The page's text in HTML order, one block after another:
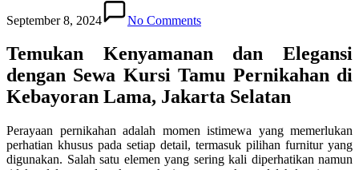
September 8, 2024 No Comments
Temukan Kenyamanan dan Elegansi
dengan Sewa Kursi Tamu Pernikahan di
Kebayoran Lama, Jakarta Selatan
Perayaan pernikahan adalah momen istimewa yang memerlukan
perhatian khusus pada setiap detail, termasuk pilihan furnitur yang
digunakan. Salah satu elemen yang sering kali diperhatikan namun